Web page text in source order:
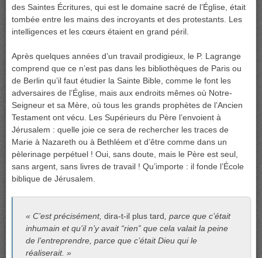
des Saintes Écritures, qui est le domaine sacré de l’Église, était
tombée entre les mains des incroyants et des protestants. Les
intelligences et les cœurs étaient en grand péril.
Après quelques années d’un travail prodigieux, le P. Lagrange
comprend que ce n’est pas dans les bibliothèques de Paris ou
de Berlin qu’il faut étudier la Sainte Bible, comme le font les
adversaires de l’Église, mais aux endroits mêmes où Notre-
Seigneur et sa Mère, où tous les grands prophètes de l’Ancien
Testament ont vécu. Les Supérieurs du Père l’envoient à
Jérusalem : quelle joie ce sera de rechercher les traces de
Marie à Nazareth ou à Bethléem et d’être comme dans un
pèlerinage perpétuel ! Oui, sans doute, mais le Père est seul,
sans argent, sans livres de travail ! Qu’importe : il fonde l’École
biblique de Jérusalem.
« C’est précisément,dira-t-il plus tard , parce que c’était
inhumain et qu’il n’y avait “rien” que cela valait la peine
de l’entreprendre, parce que c’était Dieu qui le
réaliserait. »